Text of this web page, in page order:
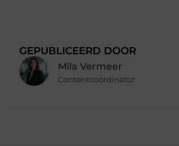
GEPUBLICEERD DOOR
Mila Vermeer
Contentcoördinator